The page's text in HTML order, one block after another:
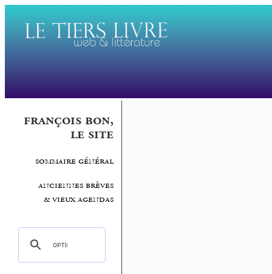
françois bon,
le site
sommaire général
anciennes brèves
& vieux agendas